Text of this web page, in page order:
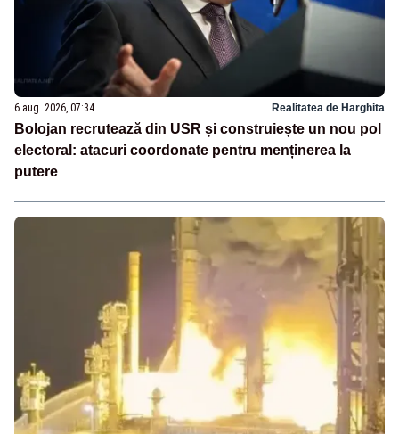
6 aug. 2026, 07:34 Realitatea de Harghita
Bolojan recrutează din USR și construiește un nou pol
electoral: atacuri coordonate pentru menținerea la
putere